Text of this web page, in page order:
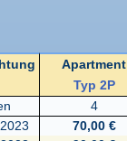
Apartment
Typ 2P
4
70,00 €